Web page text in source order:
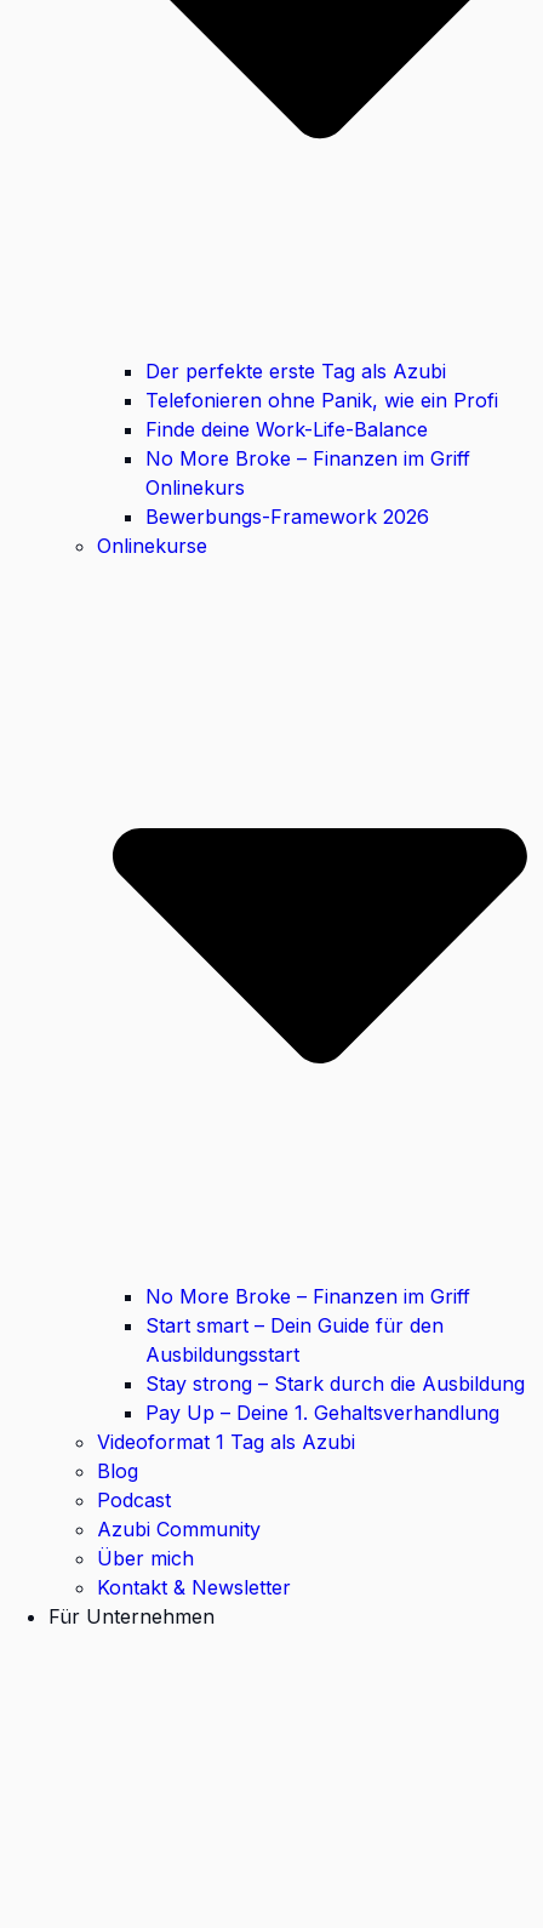
Der perfekte erste Tag als Azubi
Telefonieren ohne Panik, wie ein Profi
Finde deine Work-Life-Balance
No More Broke – Finanzen im Griff
Onlinekurs
Bewerbungs-Framework 2026
Onlinekurse
No More Broke – Finanzen im Griff
Start smart – Dein Guide für den
Ausbildungsstart
Stay strong – Stark durch die Ausbildung
Pay Up – Deine 1. Gehaltsverhandlung
Videoformat 1 Tag als Azubi
Blog
Podcast
Azubi Community
Über mich
Kontakt & Newsletter
Für Unternehmen